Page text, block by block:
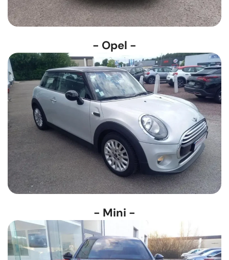
- Opel -
- Mini -